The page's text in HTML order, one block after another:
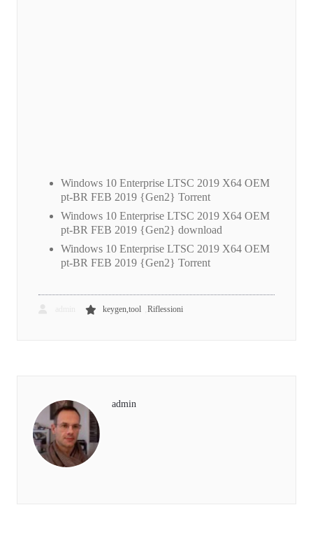
Windows 10 Enterprise LTSC 2019 X64 OEM
pt-BR FEB 2019 {Gen2} Torrent
Windows 10 Enterprise LTSC 2019 X64 OEM
pt-BR FEB 2019 {Gen2} download
Windows 10 Enterprise LTSC 2019 X64 OEM
pt-BR FEB 2019 {Gen2} Torrent
keygen,tool Riflessioni
admin